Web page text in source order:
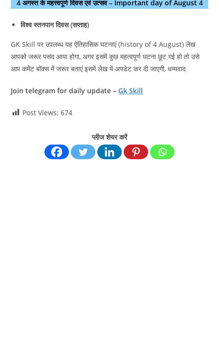
4 अगस्त के महत्त्वपूर्ण दिवस एवं उत्सव – Important day of August 4
विश्व स्तनपान दिवस (सप्ताह)
GK Skill पर उपलब्ध यह ऐतिहासिक घटनाएं (history of 4 August) लेख
आपको जरूर पसंद आया होगा, अगर इसमें कुछ महत्वपूर्ण घटना छूट गई हो तो उसे
आप कमेंट बॉक्स में जरूर बताएं इसमें लेख में अपडेट कर दी जाएगी, धन्यवाद
Join telegram for daily update –Gk Skill
Post Views: 674
प्लीज शेयर करें